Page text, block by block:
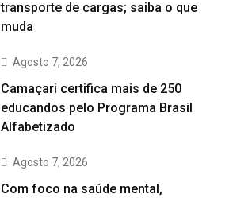
transporte de cargas; saiba o que
muda
Agosto 7, 2026
Camaçari certifica mais de 250
educandos pelo Programa Brasil
Alfabetizado
Agosto 7, 2026
Com foco na saúde mental,